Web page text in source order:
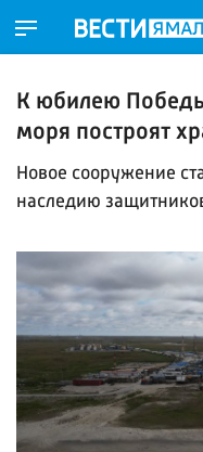
К юбилею
моря построят
Новое сооружение
наследию